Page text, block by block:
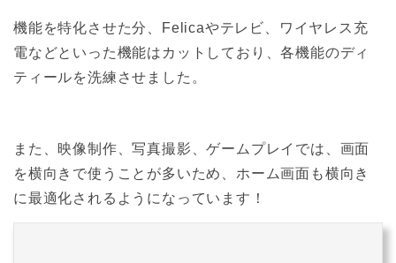
機能を特化させた分、Felicaやテレビ、ワイヤレス充
電などといった機能はカットしており、各機能のディ
ティールを洗練させました。
また、映像制作、写真撮影、ゲームプレイでは、画面
を横向きで使うことが多いため、ホーム画面も横向き
に最適化されるようになっています！